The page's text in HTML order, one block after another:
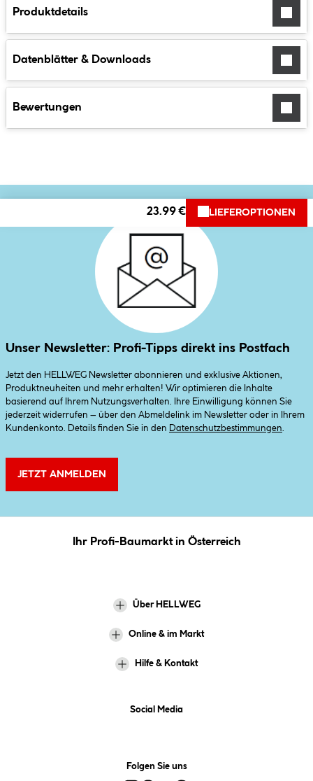
Produktdetails
Datenblätter & Downloads
Bewertungen
23.99 € LIEFEROPTIONEN
Unser Newsletter: Profi-Tipps direkt ins Postfach
Jetzt den HELLWEG Newsletter abonnieren und exklusive Aktionen,
Produktneuheiten und mehr erhalten! Wir optimieren die Inhalte
basierend auf Ihrem Nutzungsverhalten. Ihre Einwilligung können Sie
jederzeit widerrufen – über den Abmeldelink im Newsletter oder in Ihrem
Kundenkonto. Details finden Sie in den
Datenschutzbestimmungen
JETZT ANMELDEN
Ihr Profi-Baumarkt in Österreich
Über HELLWEG
Online & im Markt
Hilfe & Kontakt
Social Media
Folgen Sie uns